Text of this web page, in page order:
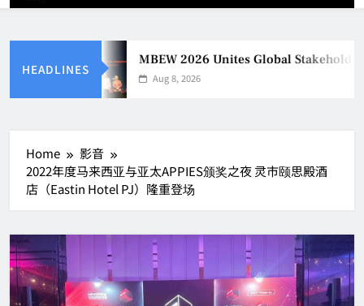
HEADLINES
MBEW 2026 Unites Global Stakeholders
Aug 8, 2026
Home
影音
2022年度马来西亚与亚太APPIES颁奖之夜 灵市颐思殿酒
店（Eastin Hotel PJ）隆重登场